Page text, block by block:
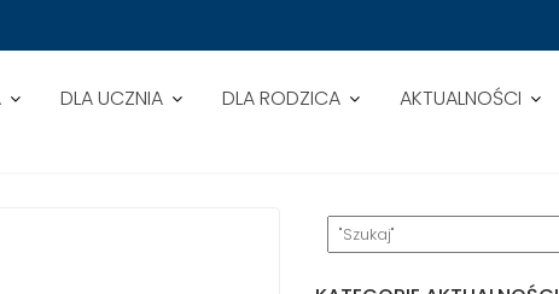
DLA UCZNIA DLA RODZICA AKTUALNOŚCI